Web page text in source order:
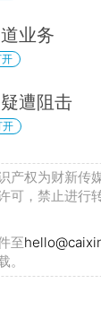
业务
遭阻击
开
产权为财新传
可，禁止进行
至
。